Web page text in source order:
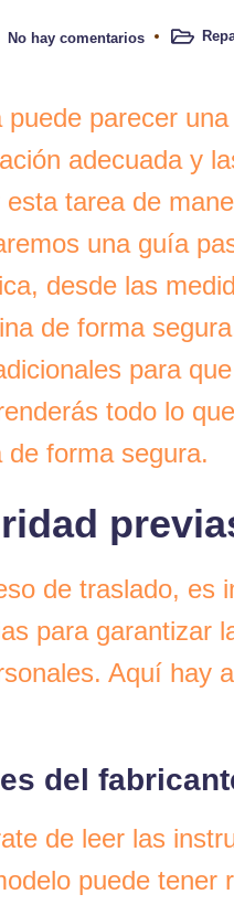
No hay comentarios
parecer
adecuada y
tarea de
una guía
desde las
de forma
para
todo lo
forma segura.
de traslado, es
para garantizar
Aquí hay
del
de leer las
puede tener